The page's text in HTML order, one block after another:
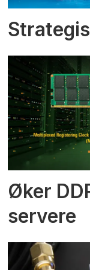
Øker
servere